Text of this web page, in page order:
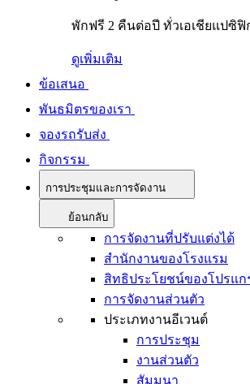
พักฟรี 2 คืนต่อปี ทั่วเอเชียแปซิฟิ
ดูเพิ่มเติม
ข้อเสนอ
พันธมิตรของเรา
จองรถรับส่ง
กิจกรรม
การประชุมและการจัดงาน
ย้อนกลับ
การจัดงานที่ปรับแต่งได้
สำนักงานของโรงแรม
สิทธิประโยชน์ของโปรแ
การจัดงานส่วนตัว
ประเภทงานอีเวนต์
การประชุม
งานส่วนตัว
สัมมนา